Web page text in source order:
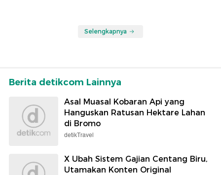
Selengkapnya
Berita detikcom Lainnya
Asal Muasal Kobaran Api yang
Hanguskan Ratusan Hektare Lahan
di Bromo
detikTravel
X Ubah Sistem Gajian Centang Biru,
Utamakan Konten Original